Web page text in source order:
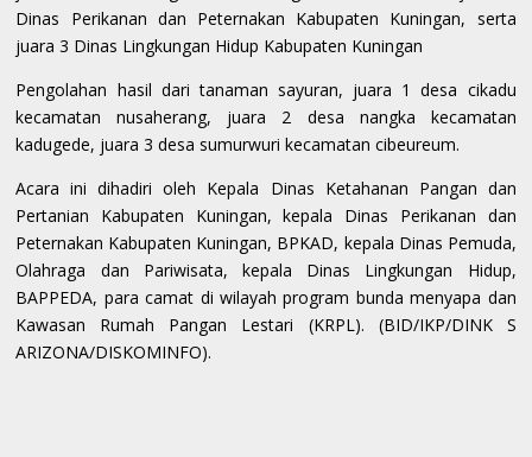
Dinas Perikanan dan Peternakan Kabupaten Kuningan, serta
juara 3 Dinas Lingkungan Hidup Kabupaten Kuningan
Pengolahan hasil dari tanaman sayuran, juara 1 desa cikadu
kecamatan nusaherang, juara 2 desa nangka kecamatan
kadugede, juara 3 desa sumurwuri kecamatan cibeureum.
Acara ini dihadiri oleh Kepala Dinas Ketahanan Pangan dan
Pertanian Kabupaten Kuningan, kepala Dinas Perikanan dan
Peternakan Kabupaten Kuningan, BPKAD, kepala Dinas Pemuda,
Olahraga dan Pariwisata, kepala Dinas Lingkungan Hidup,
BAPPEDA, para camat di wilayah program bunda menyapa dan
Kawasan Rumah Pangan Lestari (KRPL). (BID/IKP/DINK S
ARIZONA/DISKOMINFO).